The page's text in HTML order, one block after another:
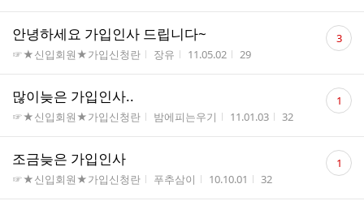
안녕하세요 가입인사 드립니다~
게시판명
☞★신입회원★가입신청란 작성자
장유 작성시간
11.05.02 조회수
29
댓
글 3
많이늦은 가입인사..
게시판명
☞★신입회원★가입신청란 작성자
밤에피는우기 작성시간
11.01.03 조회수
32
댓
글 1
조금늦은 가입인사
게시판명
☞★신입회원★가입신청란 작성자
푸추삼이 작성시간
10.10.01 조회수
32
댓
글 1